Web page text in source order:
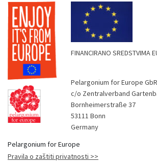
FINANCIRANO SREDSTVIMA
Pelargonium for Europe GbR
c/o Zentralverband
Bornheimerstraße 37
53111 Bonn
Germany
Pelargonium for Europe
Pravila o zaštiti privatnosti